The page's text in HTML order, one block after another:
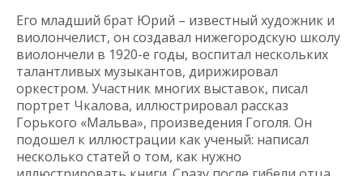
Его младший брат Юрий – известный художник и
виолончелист, он создавал нижегородскую школу
виолончели в 1920-е годы, воспитал нескольких
талантливых музыкантов, дирижировал
оркестром. Участник многих выставок, писал
портрет Чкалова, иллюстрировал рассказ
Горького «Мальва», произведения Гоголя. Он
подошел к иллюстрации как ученый: написал
несколько статей о том, как нужно